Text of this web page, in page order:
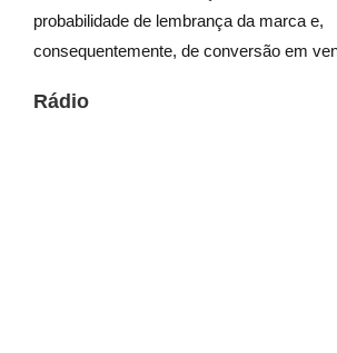
probabilidade de lembrança da marca e,
consequentemente, de conversão em
Rádio